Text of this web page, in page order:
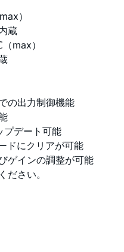
）
蔵
max）
の出力制御機能
プデート可能
ドにクリアが可能
ゲインの調整が可能
ださい。